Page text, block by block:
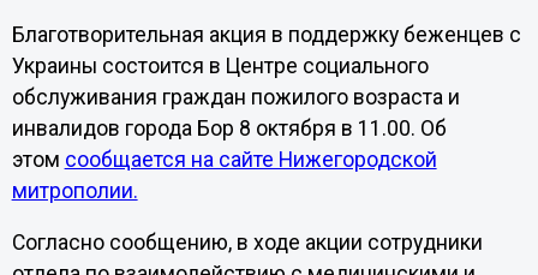
Благотворительная акция в поддержку беженцев с
Украины состоится в Центре социального
обслуживания граждан пожилого возраста и
инвалидов города Бор 8 октября в 11.00. Об
этом сообщается на сайте Нижегородской
митрополии.
Согласно сообщению, в ходе акции сотрудники